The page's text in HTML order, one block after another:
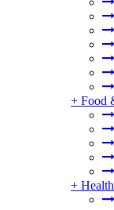
+ Food
+